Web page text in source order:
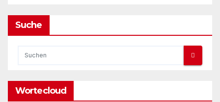
Suche
Wortecloud